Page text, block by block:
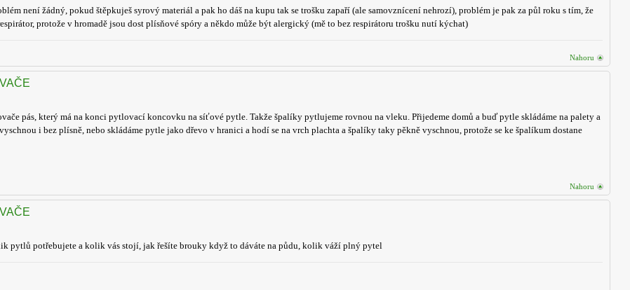
není žádný, pokud štěpkuješ syrový materiál a pak ho dáš na kupu tak se trošku zapaří (ale samovznícení nehrozí), problém je pak za půl roku s tím, že
protože v hromadě jsou dost plísňové spóry a někdo může být alergický (mě to bez respirátoru trošku nutí kýchat)
Nahoru
pás, který má na konci pytlovací koncovku na síťové pytle. Takže špalíky pytlujeme rovnou na vleku. Přijedeme domů a buď pytle skládáme na palety a
i bez plísně, nebo skládáme pytle jako dřevo v hranici a hodí se na vrch plachta a špalíky taky pěkně vyschnou, protože se ke špalíkum dostane
Nahoru
pytlů potřebujete a kolik vás stojí, jak řešíte brouky když to dáváte na půdu, kolik váží plný pytel